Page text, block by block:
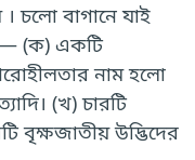
। চলো বাগানে যাই
— (ক) একটি
নাম হলো
(খ) চারটি
বৃক্ষজাতীয় উদ্ভিদের